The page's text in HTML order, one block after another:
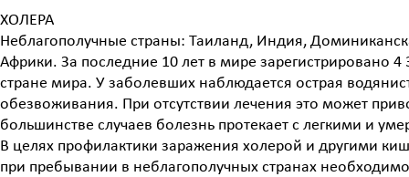
ХОЛЕРА
Неблагополучные страны: Таиланд, Индия,
Африки. За последние 10 лет в мире зарегистрировано
стране мира. У заболевших наблюдается острая
обезвоживания. При отсутствии лечения это может
большинстве случаев болезнь протекает с легкими и
В целях профилактики заражения холерой и другими
при пребывании в неблагополучных странах